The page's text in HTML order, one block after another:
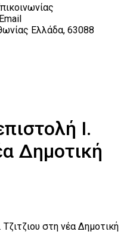
Email
Ελλάδα, 63088
Ι.
Δημοτική
στη νέα Δημοτική